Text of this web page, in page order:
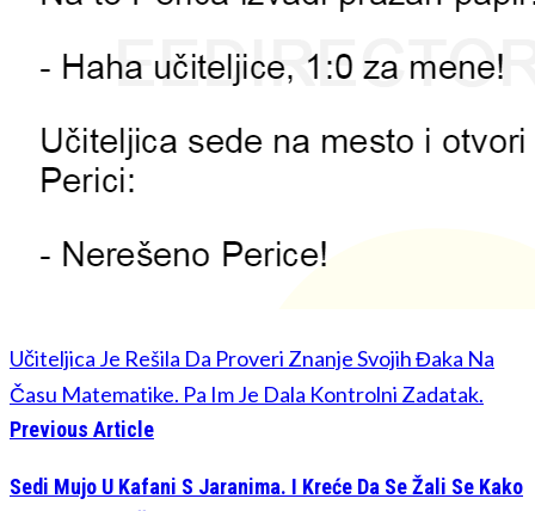
Učiteljica Je Rešila Da Proveri Znanje Svojih Đaka Na
Času Matematike. Pa Im Je Dala Kontrolni Zadatak.
Previous Article
Sedi Mujo U Kafani S Jaranima. I Kreće Da Se Žali Se Kako